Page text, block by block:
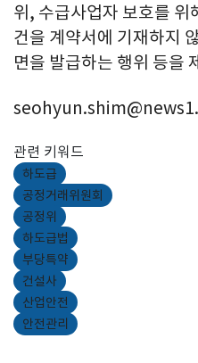
위, 수급사업자 보호를 위
건을 계약서에 기재하지
면을 발급하는 행위 등을
관련 키워드
하도급
공정거래위원회
공정위
하도급법
부당특약
건설사
산업안전
안전관리